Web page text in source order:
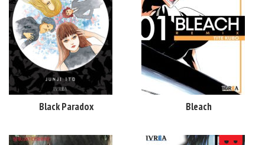
Black Paradox Bleach